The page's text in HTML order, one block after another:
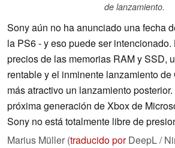
de lanzamiento.
Sony aún no ha anunciado una fecha
la PS6 - y eso puede ser
precios de las memorias RAM y SSD,
rentable y el inminente lanzamiento de
más atractivo un lanzamiento
próxima generación de Xbox de
Sony no está totalmente libre de
Marius Müller (traducido porDeepL /